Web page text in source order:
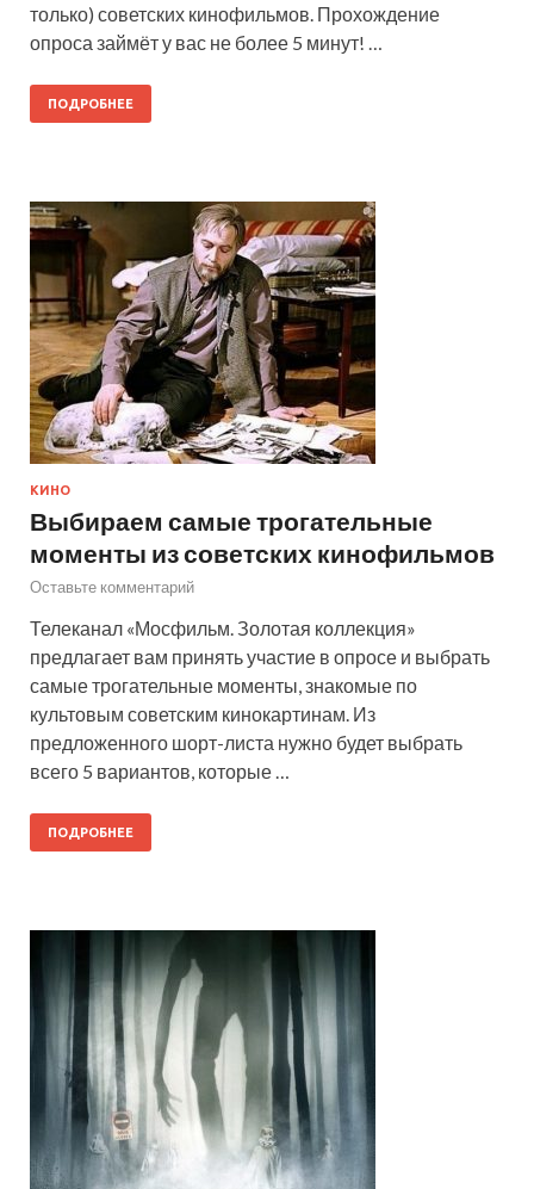
только) советских кинофильмов. Прохождение
опроса займёт у вас не более 5 минут! …
ПОДРОБНЕЕ
КИНО
Выбираем самые трогательные
моменты из советских кинофильмов
Оставьте комментарий
Телеканал «Мосфильм. Золотая коллекция»
предлагает вам принять участие в опросе и выбрать
самые трогательные моменты, знакомые по
культовым советским кинокартинам. Из
предложенного шорт-листа нужно будет выбрать
всего 5 вариантов, которые …
ПОДРОБНЕЕ